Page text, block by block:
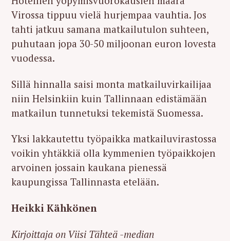
Virossa tippuu vielä hurjempaa vauhtia. Jos
tahti jatkuu samana matkailutulon suhteen,
puhutaan jopa 30-50 miljoonan euron lovesta
vuodessa.
Sillä hinnalla saisi monta matkailuvirkailijaa
niin Helsinkiin kuin Tallinnaan edistämään
matkailun tunnetuksi tekemistä Suomessa.
Yksi lakkautettu työpaikka matkailuvirastossa
voikin yhtäkkiä olla kymmenien työpaikkojen
arvoinen jossain kaukana pienessä
kaupungissa Tallinnasta etelään.
Heikki Kähkönen
Kirjoittaja on Viisi Tähteä -median
c
h
f
o
: